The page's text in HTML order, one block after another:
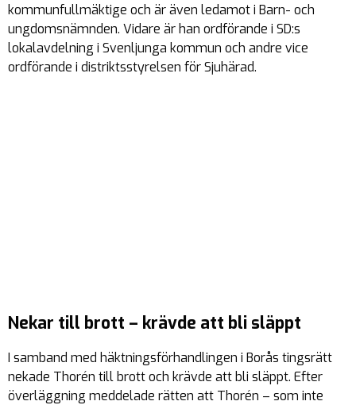
kommunfullmäktige och är även ledamot i Barn- och
ungdomsnämnden. Vidare är han ordförande i SD:s
lokalavdelning i Svenljunga kommun och andre vice
ordförande i distriktsstyrelsen för Sjuhärad.
Nekar till brott – krävde att bli släppt
I samband med häktningsförhandlingen i Borås tingsrätt
nekade Thorén till brott och krävde att bli släppt. Efter
överläggning meddelade rätten att Thorén – som inte